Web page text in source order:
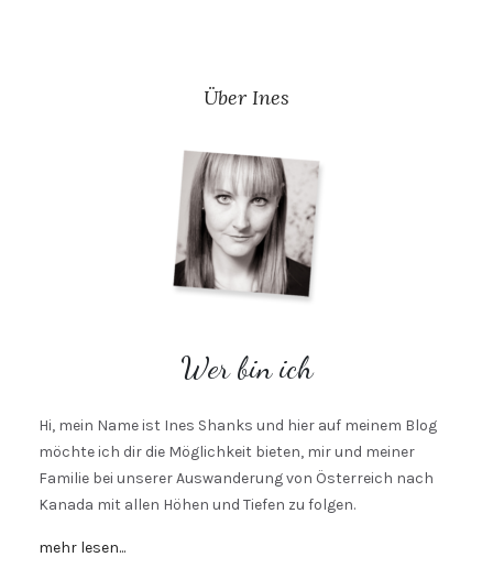
Über Ines
Wer bin ich
Hi, mein Name ist Ines Shanks und hier auf meinem Blog
möchte ich dir die Möglichkeit bieten, mir und meiner
Familie bei unserer Auswanderung von Österreich nach
Kanada mit allen Höhen und Tiefen zu folgen.
mehr lesen...